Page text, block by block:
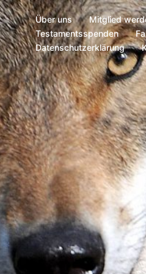
Über uns Mitglied
Testamentsspenden
Datenschutzerklärung